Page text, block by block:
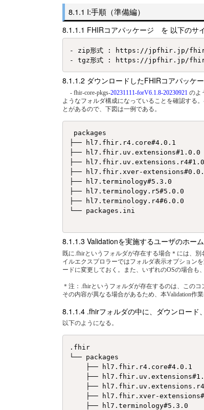
I:手順（準備編）
FHIRコアパッケージ を 以下のサ
- zip形式 : https://jpfhir.jp/fhir/
ダウンロードしたFHIRコアパッケ
- fhir-core-pkgs-20231111-forV6.1.8-20230921 のよ
ようなフォルダ構成になっていることを確認する
とがあるので、下図は一例である。
packages
├── hl7.fhir.r4.core#4.0.1
├── hl7.fhir.uv.extensions#1.0.0
├──
├── hl7.fhir.xver-
├── hl7.terminology#5.3.0
├── hl7.terminology.r5#5.0.0
├── hl7.terminology.r4#6.0.0
└── packages.ini
Validationを実施するユーザのホー
既に.fhirというフォルダが存在する場合＊には、
イルエクスプロラーではフォルダ表示オプション
ードに変更しておく。また、いずれのOSの場合も
＊注：.fhirというフォルダが存在するのは、この
その内容が異なる場合があるため、本Validation作
.fhirフォルダの中に、ダウンロード
以下のようになる。
.fhir
└── packages
    ├── hl7.fhir.r4.core#4.0.1
├──
├──
├── hl7.fhir.xver-
    ├── hl7.terminology#5.3.0